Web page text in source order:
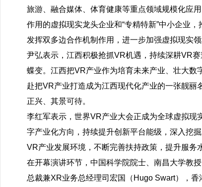
旅游、融合媒体、体育健康等重点领域规模化应
作用的虚拟现实龙头企业和“专精特新”中小企业
发挥双多边合作机制作用，进一步加强虚拟现实
尹弘表示，江西积极抢抓VR机遇，持续深耕VR
蝶变。江西把VR产业作为培育未来产业、壮大
赴把VR产业打造成为江西现代化产业的一张靓
正兴、其景可待。
李红军表示，世界VR产业大会正成为全球虚拟
字产业化方向，持续提升创新平台能级，深入挖
VR产业发展环境，不断完善扶持政策，提升服务
在开幕演讲环节，中国科学院院士、南昌大学教
总裁兼XR业务总经理司宏国（Hugo Swart），